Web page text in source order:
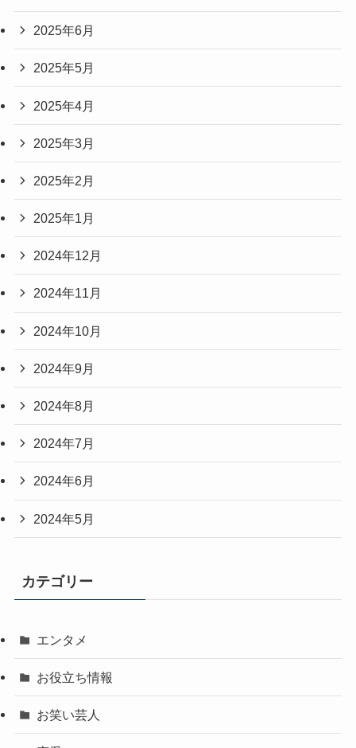
2025年6月
2025年5月
2025年4月
2025年3月
2025年2月
2025年1月
2024年12月
2024年11月
2024年10月
2024年9月
2024年8月
2024年7月
2024年6月
2024年5月
カテゴリー
エンタメ
お役立ち情報
お笑い芸人